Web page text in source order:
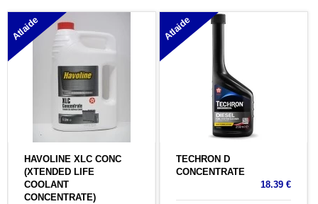
Atlaide
HAVOLINE XLC CONC
(XTENDED LIFE
COOLANT
CONCENTRATE)
Atlaide
TECHRON D
CONCENTRATE
18.39 €